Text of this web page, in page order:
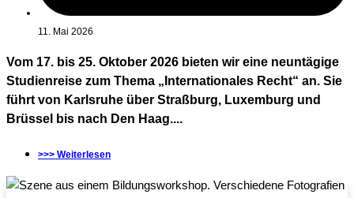
11. Mai 2026
Vom 17. bis 25. Oktober 2026 bieten wir eine neuntägige
Studienreise zum Thema „Internationales Recht“ an. Sie
führt von Karlsruhe über Straßburg, Luxemburg und
Brüssel bis nach Den Haag....
>>> Weiterlesen